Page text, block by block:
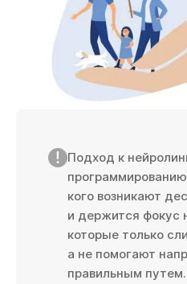
Подход к
кого возникают
и держится фокус
которые только
а не помогают
правильным путем.